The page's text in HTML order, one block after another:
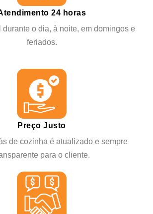
24 horas
o dia, à noite, em domingos e
feriados.
Preço Justo
de cozinha é atualizado e sempre
para o cliente.